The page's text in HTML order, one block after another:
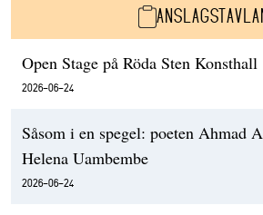
Open Stage på Röda Sten Konsthall
2026-06-24
Såsom i en spegel: poeten Ahmad
Helena Uambembe
2026-06-24